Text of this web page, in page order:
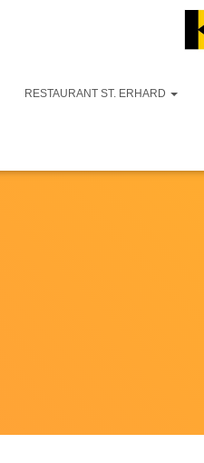
RESTAURANT ST. ERHARD